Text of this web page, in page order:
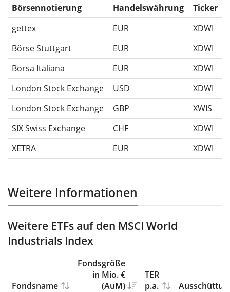
Ausschüttungen (falls vorhanden).
Börsennotierung Handelswährung
Ticker
gettex
EUR
XDWI
Börse Stuttgart
EUR
XDWI
Borsa Italiana
EUR
XDWI
London Stock Exchange
USD
XDWI
London Stock Exchange
GBP
XWIS
SIX Swiss Exchange
CHF
XDWI
XETRA
EUR XDWI
Weitere Informationen
Weitere ETFs auf den MSCI World
Industrials Index
Fondsname
Fondsgröße
in Mio. €
(AuM)
TER
p.a.